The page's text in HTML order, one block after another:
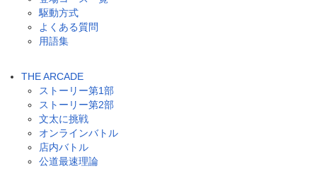
駆動方式
よくある質問
用語集
THE ARCADE
ストーリー第1部
ストーリー第2部
文太に挑戦
オンラインバトル
店内バトル
公道最速理論